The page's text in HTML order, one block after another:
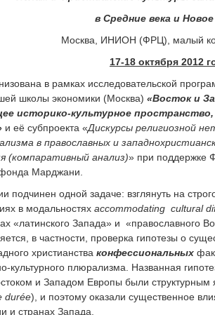
в Средние века и
Москва, ИНИОН (ФРЦ), малый
17-18 октября 2012
в рамках исследовательской
школы экономики (Москва) «Восток и
историко-культурное пространство,
и её субпроекта «Дискурсы религиозной
в православных и
(компаративный анализ)» при поддержке
Марджани.
подчинен одной задаче: взглянуть на
в модальностях аccommodating cultural
«латинского Запада» и «православного
в частности, проверка гипотезы о
христианства конфессиональных
культурного плюрализма. Названная
и Западом Европы были
durée), и поэтому оказали существенное
и странах Запада.